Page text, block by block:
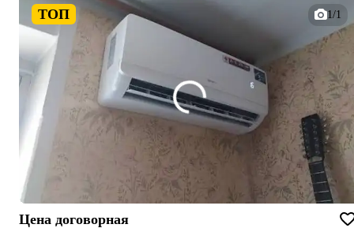
ТОП 1/1
Цена договорная